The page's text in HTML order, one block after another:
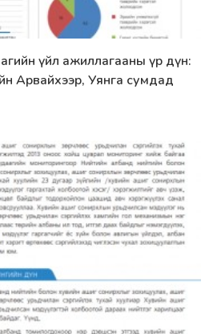
үйл ажиллагааны үр дүн:
Арвайхээр, Уянга сумдад